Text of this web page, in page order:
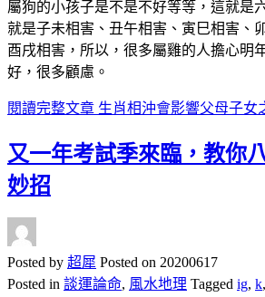
屬狗的小孩子是不是不好等等，這就是
就是子未相害、丑午相害、寅巳相害、
酉戌相害，所以，很多屬雞的人擔心明
好，很多顧慮。
閱讀完整文章 生肖相沖會影響父母子女
又一年考試季來臨，教你
妙招
Posted by 超犀 Posted on 20200617
Posted in 談運論命, 風水地理 Tagged ig, k,